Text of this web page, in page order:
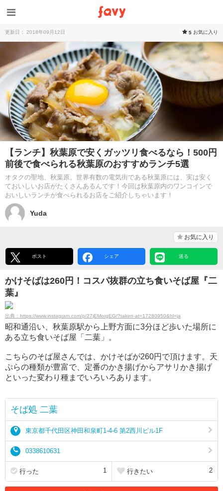
更新日： 2018年09月12日 5 お気に入り
【ランチ】秋葉原で安くガッツリ食べるなら！500円
前後で食べられる秋葉原のおすすめランチ5選
オタクの聖地、秋葉原。世界有数の電気街である秋葉原には、実は安く
ておいしいお店がたくさんあるんです！今回は秋葉原内のワンコインで
おいしいランチが食べられるお店をご紹介しちゃいます！
Yuda
お気に入り
ポスト シェア 送る
かけそばは260円！コスパ抜群の立ち食いそば屋『二
葉』
出典：https://www.instagram.com/p/27jEMorgEG/?taken-at=17280950&hl=ja
昭和通沿い、秋葉原駅から上野方面に3分ほど歩いた場所に
ある立ち食いそば屋「二葉」。
こちらのそば屋さんでは、かけそばが260円で頂けます。天
ぷらの種類が豊富で、定番のかき揚げからアサリかき揚げ
といった変わり種までいろいろあります。
そば処 二葉
東京都千代田区神田和泉町1-4-6 第2西川ビル1F
0338610631
行った 1 行きたい 2